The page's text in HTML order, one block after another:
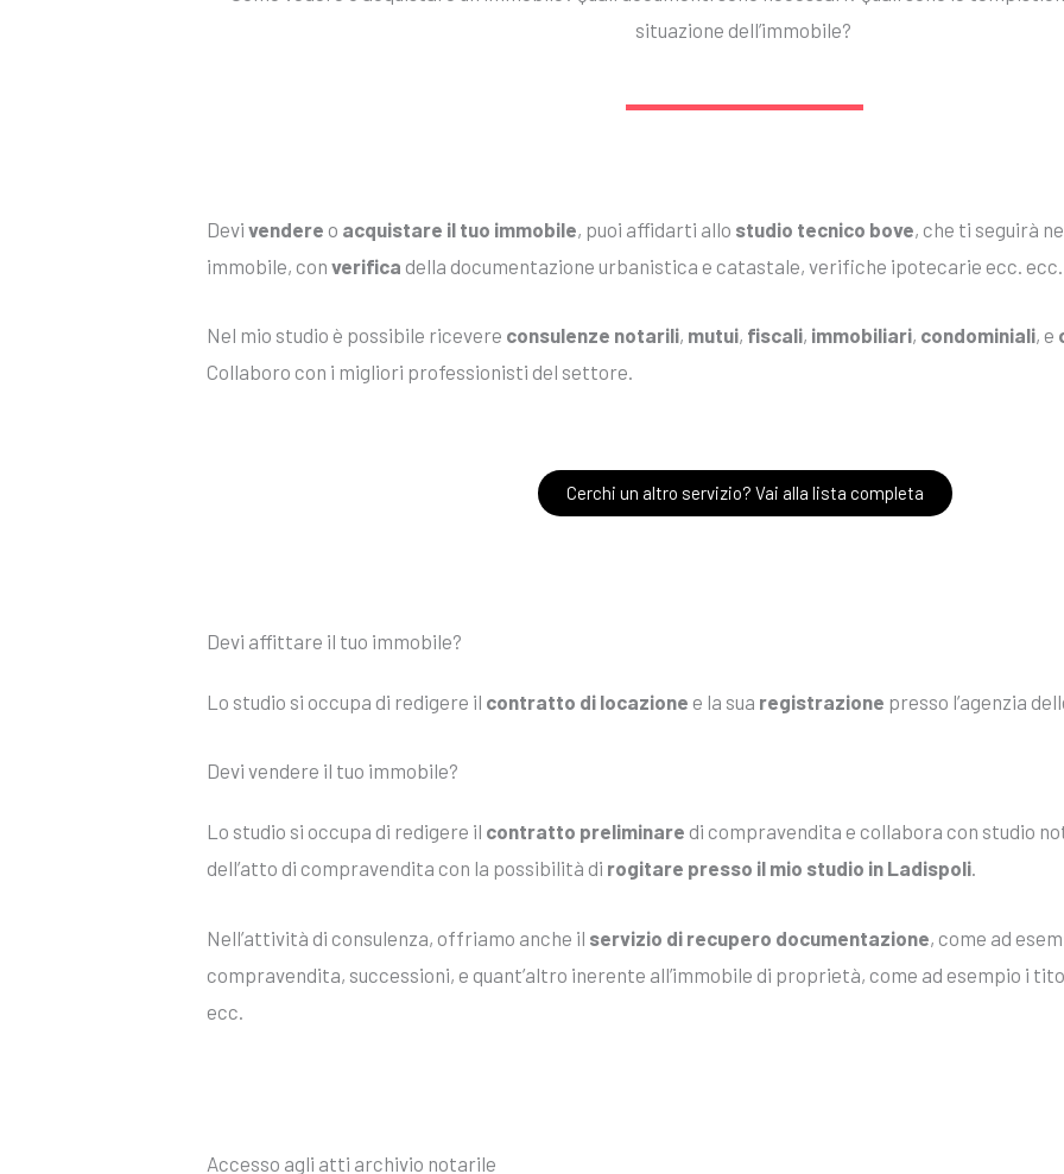
situazione dell’immobile?
Devi vendere o acquistare il tuo immobile, puoi affidarti allo studio tecnico bove, che ti seguirà
immobile, con verifica della documentazione urbanistica e catastale, verifiche ipotecarie ecc. ecc.
Nel mio studio è possibile ricevere consulenze notarili, mutui, fiscali, immobiliari, condominiali, e
Collaboro con i migliori professionisti del settore.
Cerchi un altro servizio? Vai alla lista completa
Devi affittare il tuo immobile?
Lo studio si occupa di redigere il contratto di locazione e la sua registrazione presso l’agenzia
Devi vendere il tuo immobile?
Lo studio si occupa di redigere il contratto preliminare di compravendita e collabora con studio
dell’atto di compravendita con la possibilità di rogitare presso il mio studio in Ladispoli.
Nell’attività di consulenza, offriamo anche il servizio di recupero documentazione, come ad
compravendita, successioni, e quant’altro inerente all’immobile di proprietà, come ad esempio i
ecc.
Accesso agli atti archivio notarile